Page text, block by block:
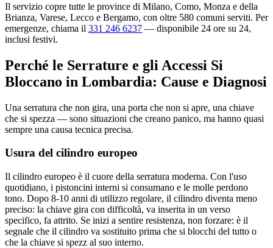
Il servizio copre tutte le province di Milano, Como, Monza e della
Brianza, Varese, Lecco e Bergamo, con oltre 580 comuni serviti. Per
emergenze, chiama il 331 246 6237 — disponibile 24 ore su 24,
inclusi festivi.
Perché le Serrature e gli Accessi Si
Bloccano in Lombardia: Cause e Diagnosi
Una serratura che non gira, una porta che non si apre, una chiave
che si spezza — sono situazioni che creano panico, ma hanno quasi
sempre una causa tecnica precisa.
Usura del cilindro europeo
Il cilindro europeo è il cuore della serratura moderna. Con l'uso
quotidiano, i pistoncini interni si consumano e le molle perdono
tono. Dopo 8-10 anni di utilizzo regolare, il cilindro diventa meno
preciso: la chiave gira con difficoltà, va inserita in un verso
specifico, fa attrito. Se inizi a sentire resistenza, non forzare: è il
segnale che il cilindro va sostituito prima che si blocchi del tutto o
che la chiave si spezz al suo interno.